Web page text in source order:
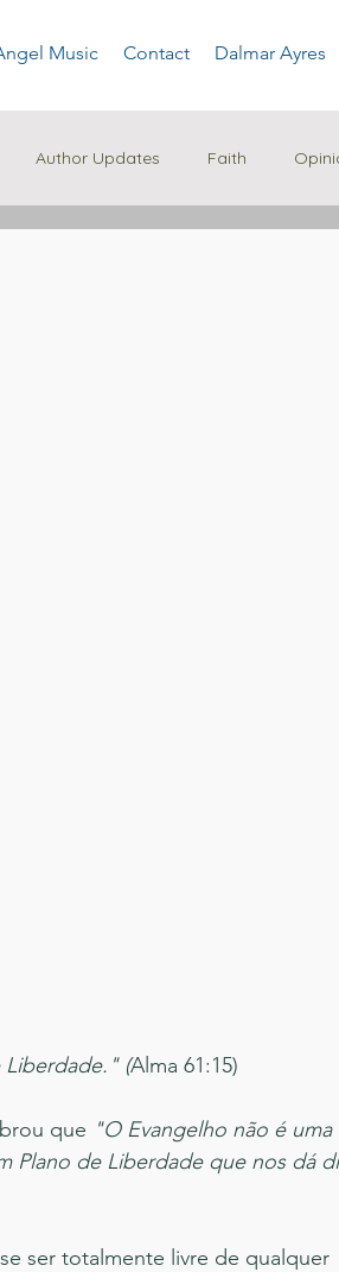
Music Contact Dalmar Ayres
Author Updates Faith
Liberdade." (Alma 61:15)
que "O Evangelho não é
Plano de Liberdade que nos dá
ser totalmente livre de qualquer